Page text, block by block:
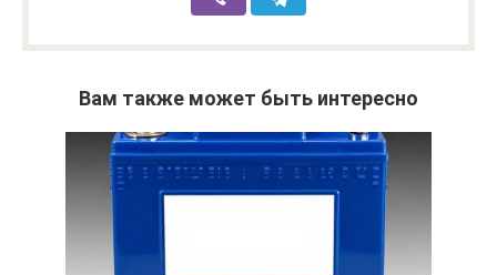
Вам также может быть интересно